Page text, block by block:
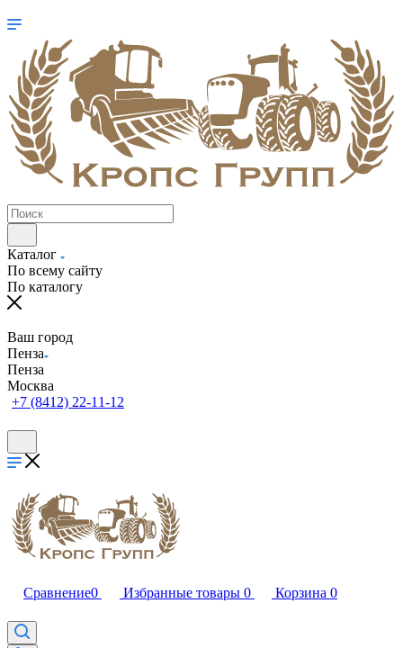
Каталог
По всему сайту
По каталогу
Ваш город
Пенза
Пенза
Москва
+7 (8412) 22-11-12
Сравнение0 Избранные товары 0 Корзина 0